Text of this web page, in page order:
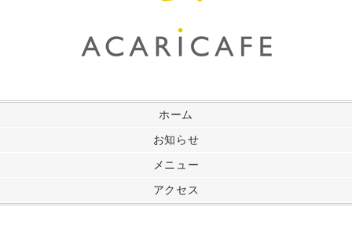
ホーム
お知らせ
メニュー
アクセス